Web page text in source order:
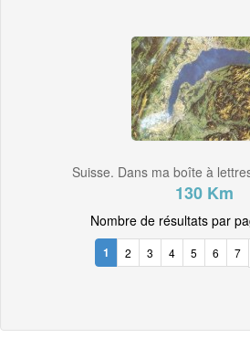
Suisse. Dans ma boîte à
130 Km
Nombre de résultats par
1 2 3 4 5 6 7